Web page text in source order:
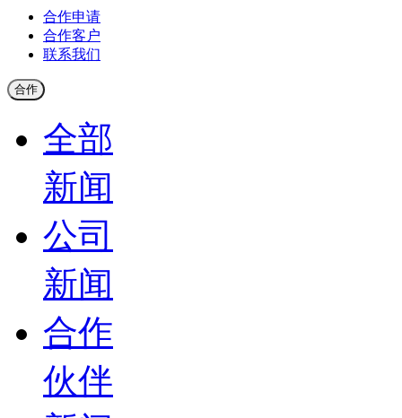
合作申请
合作客户
联系我们
合作
全部
新闻
公司
新闻
合作
伙伴